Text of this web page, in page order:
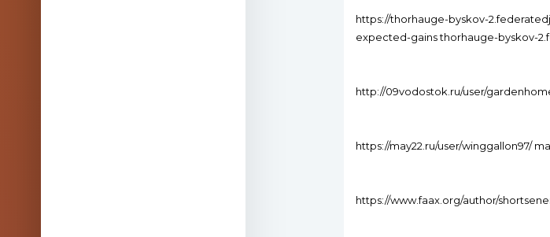
https://thorhauge-byskov-
expected-gains thorhauge-byskov-
http://09vodostok.ru/user/
https://may22.ru/user/winggallon97/
https://www.faax.org/author/